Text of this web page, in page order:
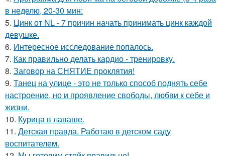
в неделю, 20-30 мин:
5. Цинк от NL - 7 причин начать принимать цинк каждой
девушке.
6. Интересное исследование попалось.
7. Как правильно делать кардио - тренировку.
8. Заговор на СНЯТИЕ проклятия!
9. Танец на улице - это не только способ поднять себе
настроение, но и проявление свободы, любви к себе и
жизни.
10. Курица в лаваше.
11. Детская правда. Работаю в детском саду
воспитателем.